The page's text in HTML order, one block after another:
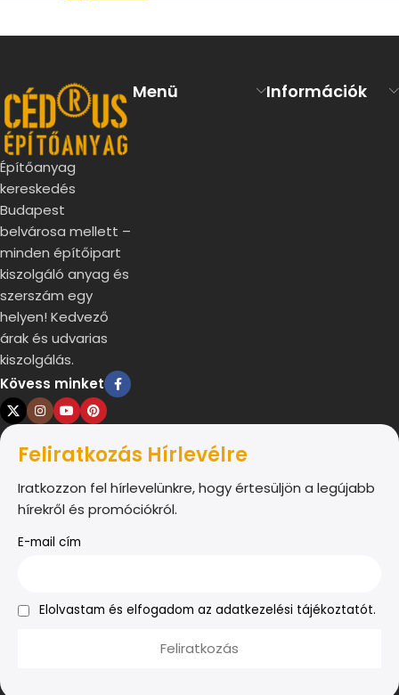
Építőanyag
kereskedés
Budapest
belvárosa mellett –
minden építőipart
kiszolgáló anyag és
szerszám egy
helyen! Kedvező
árak és udvarias
kiszolgálás.
Kövess minket
Menü Információk
Feliratkozás Hírlevélre
Iratkozzon fel hírlevelünkre, hogy értesüljön a legújabb
hírekről és promóciókról.
E-mail cím
Elolvastam és elfogadom az adatkezelési tájékoztatót.